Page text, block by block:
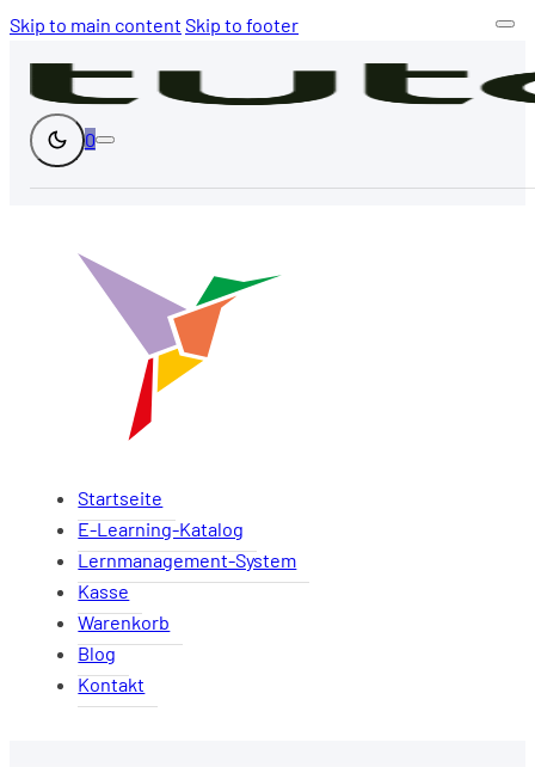
Skip to main content Skip to footer
0
Startseite
E-Learning-Katalog
Lernmanagement-System
Kasse
Warenkorb
Blog
Kontakt